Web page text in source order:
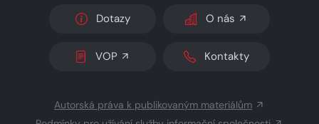
Dotazy O nás
VOP Kontakty
Autorská práva k publikovaným materiálům